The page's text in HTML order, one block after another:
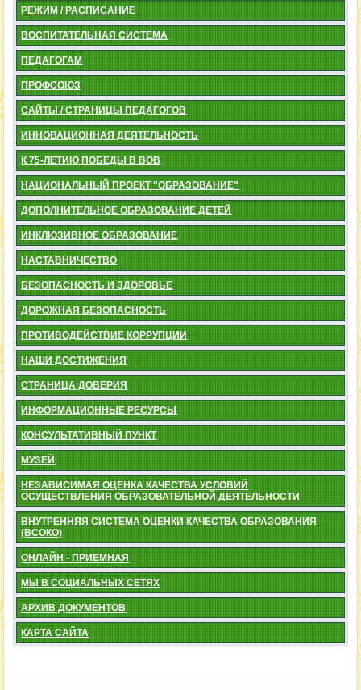
РЕЖИМ / РАСПИСАНИЕ
ВОСПИТАТЕЛЬНАЯ СИСТЕМА
ПЕДАГОГАМ
ПРОФСОЮЗ
САЙТЫ / СТРАНИЦЫ ПЕДАГОГОВ
ИННОВАЦИОННАЯ ДЕЯТЕЛЬНОСТЬ
К 75-ЛЕТИЮ ПОБЕДЫ В ВОВ
НАЦИОНАЛЬНЫЙ ПРОЕКТ "ОБРАЗОВАНИЕ"
ДОПОЛНИТЕЛЬНОЕ ОБРАЗОВАНИЕ ДЕТЕЙ
ИНКЛЮЗИВНОЕ ОБРАЗОВАНИЕ
НАСТАВНИЧЕСТВО
БЕЗОПАСНОСТЬ И ЗДОРОВЬЕ
ДОРОЖНАЯ БЕЗОПАСНОСТЬ
ПРОТИВОДЕЙСТВИЕ КОРРУПЦИИ
НАШИ ДОСТИЖЕНИЯ
СТРАНИЦА ДОВЕРИЯ
ИНФОРМАЦИОННЫЕ РЕСУРСЫ
КОНСУЛЬТАТИВНЫЙ ПУНКТ
МУЗЕЙ
НЕЗАВИСИМАЯ ОЦЕНКА КАЧЕСТВА УСЛОВИЙ
ОСУЩЕСТВЛЕНИЯ ОБРАЗОВАТЕЛЬНОЙ ДЕЯТЕЛЬНОСТИ
ВНУТРЕННЯЯ СИСТЕМА ОЦЕНКИ КАЧЕСТВА ОБРАЗОВАНИЯ
(ВСОКО)
ОНЛАЙН - ПРИЕМНАЯ
МЫ В СОЦИАЛЬНЫХ СЕТЯХ
АРХИВ ДОКУМЕНТОВ
КАРТА САЙТА